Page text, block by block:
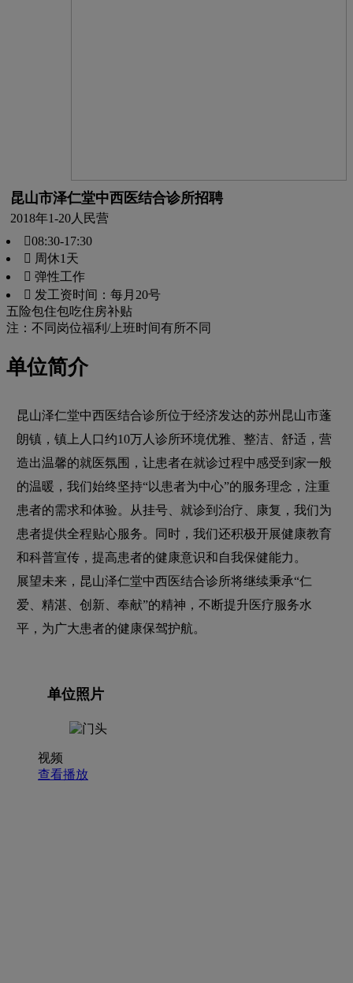
昆山市泽仁堂中西医结合诊所招聘
2018年1-20人 民营
08:30-17:30
 周休1天
 弹性工作
 发工资时间：每月20号
五险包住包吃住房补贴
注：不同岗位福利/上班时间有所不同
单位简介
昆山泽仁堂中西医结合诊所位于经济发达的苏州昆山市蓬
朗镇，镇上人口约10万人诊所环境优雅、整洁、舒适，营
造出温馨的就医氛围，让患者在就诊过程中感受到家一般
的温暖，我们始终坚持“以患者为中心”的服务理念，注重
患者的需求和体验。从挂号、就诊到治疗、康复，我们为
患者提供全程贴心服务。同时，我们还积极开展健康教育
和科普宣传，提高患者的健康意识和自我保健能力。
展望未来，昆山泽仁堂中西医结合诊所将继续秉承“仁
爱、精湛、创新、奉献”的精神，不断提升医疗服务水
平，为广大患者的健康保驾护航。
单位照片
视频
查看播放